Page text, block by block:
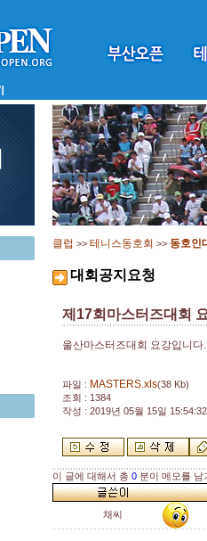
클럽 >> 테니스동호회 >> 동호인
대회공지요청
제17회마스터즈대회
울산마스터즈대회 요강입니다.
파일 : MASTERS.xls(38 Kb)
조회 : 1384
작성 : 2019년 05월 15일 15:54:32
이 글에 대해서 총 0 분이 메모를 남
채씨